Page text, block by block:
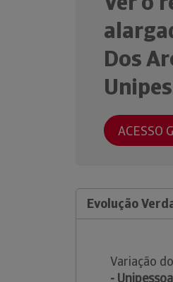
Dos
ACESSO
Evolução
Variação
-